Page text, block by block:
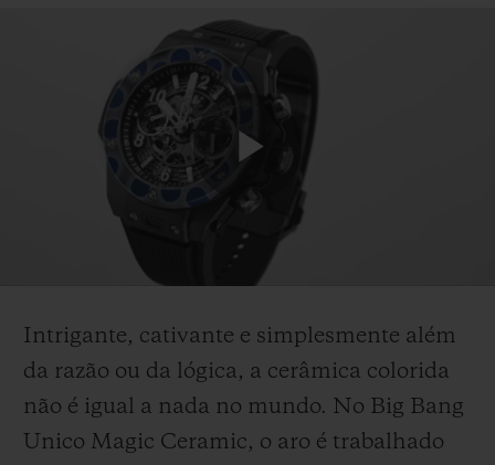
Play
Intrigante, cativante e simplesmente além
da razão ou da lógica, a cerâmica colorida
não é igual a nada no mundo. No Big Bang
Unico Magic Ceramic, o aro é trabalhado